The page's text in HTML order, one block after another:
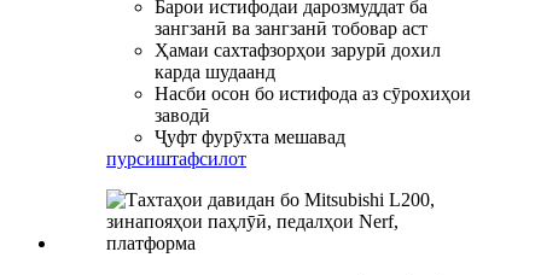
Барои истифодаи дарозмуддат ба
зангзанӣ ва зангзанӣ тобовар аст
Ҳамаи сахтафзорҳои зарурӣ дохил
карда шудаанд
Насби осон бо истифода аз сӯрохиҳои
заводӣ
Ҷуфт фурӯхта мешавад
пурсиштафсилот